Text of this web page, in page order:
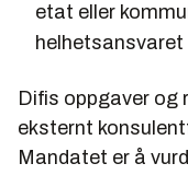
etat eller
Difis oppgaver og
eksternt
Mandatet er å